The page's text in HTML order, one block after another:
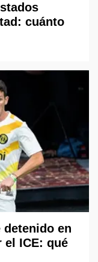
cuánto
en
el ICE: qué